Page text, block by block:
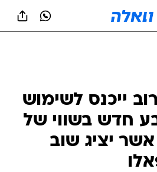
ייכנס לשימוש
חדש בשווי של
יציג שוב